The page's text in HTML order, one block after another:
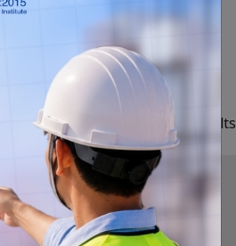
निक्कै आशावादी छौ
खोइ, खासै आशा छैन
ज सुकै होस्
View Results